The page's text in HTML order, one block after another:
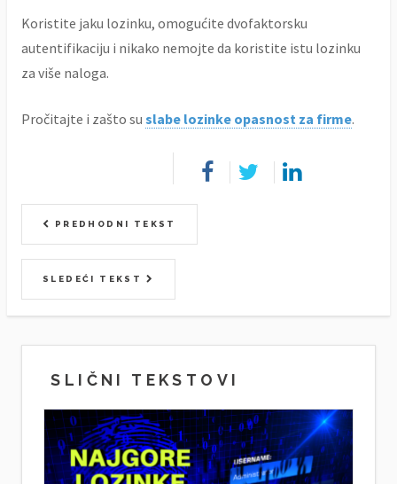
Koristite jaku lozinku, omogućite dvofaktorsku
autentifikaciju i nikako nemojte da koristite istu lozinku
za više naloga.
Pročitajte i zašto su slabe lozinke opasnost za firme.
PREDHODNI TEKST
SLEDEĆI TEKST
SLIČNI TEKSTOVI